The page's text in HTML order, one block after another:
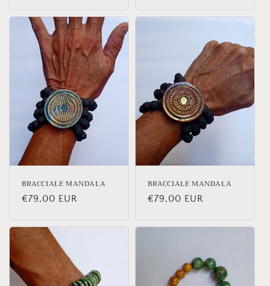
listino
listino
BRACCIALE MANDALA
Prezzo
listino
€79,00 EUR
BRACCIALE MANDALA
Prezzo
listino
€79,00 EUR